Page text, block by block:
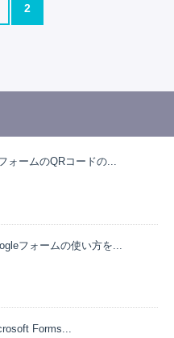
2
ォームのQRコードの...
フォームの使い方を...
Forms...